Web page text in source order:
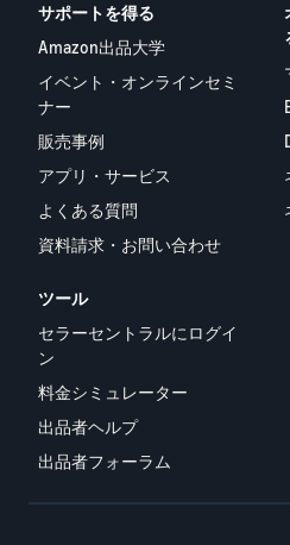
サポートを得る
Amazon出品大学
イベント・オンラインセミ
ナー
販売事例
アプリ・サービス
よくある質問
資料請求・お問い合わせ
ツール
セラーセントラルにログイ
ン
料金シミュレーター
出品者ヘルプ
出品者フォーラム